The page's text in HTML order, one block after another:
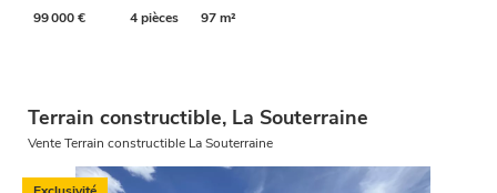
99 000 € 4 pièces 97 m²
Terrain constructible, La Souterraine
Vente Terrain constructible La Souterraine